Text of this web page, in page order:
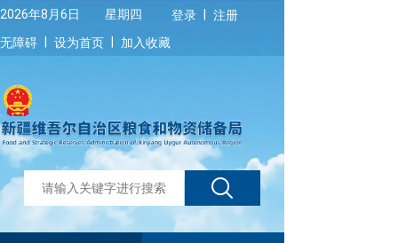
2026年8月6日 星期四 登录
注册
无障碍
设为首页 加入收藏